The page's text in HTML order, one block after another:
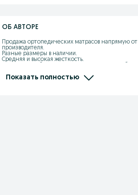
ОБ АВТОРЕ
Продажа ортопедических матрасов напрямую от
производителя.
Разные размеры в наличии.
Средняя и высокая жесткость.
Поможем подобрать матрас для комфортного сна.
Показать полностью